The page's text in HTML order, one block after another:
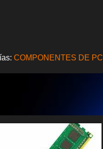
COMPONENTES DE PC